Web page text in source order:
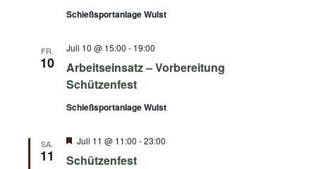
Schießsportanlage Wulst
FR.
10
Arbeitseinsatz – Vorbereitung
Schützenfest
Juli 10 @ 15:00 - 19:00
Schießsportanlage Wulst
SA.
11 Schützenfest
Hervorgehoben
Juli 11 @ 11:00 -23:00